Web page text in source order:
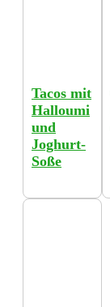
Tacos mit
Halloumi
und
Joghurt-
Soße